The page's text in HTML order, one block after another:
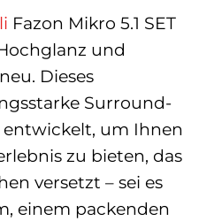
Fazon Mikro 5.1 SET
und
Dieses
Surround-
um Ihnen
zu bieten, das
versetzt – sei es
einem packenden